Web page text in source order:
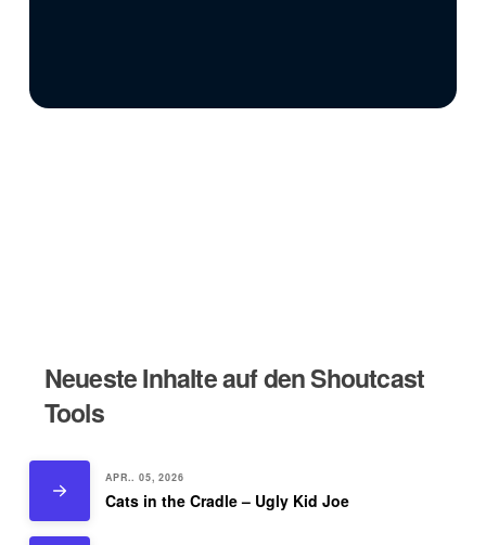
Neueste Inhalte auf den Shoutcast
Tools
APR.. 05, 2026
Cats in the Cradle – Ugly Kid Joe